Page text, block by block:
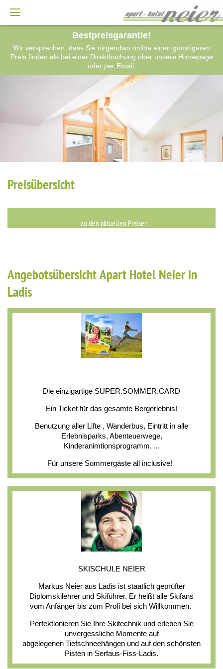
Preisübersicht
zu den aktuellen Preisen
Angebotsübersicht Apart Hotel Neier in
Ladis
Die einzigartige SUPER.SOMMER.CARD
Ein Ticket für das gesamte Bergerlebnis!
Benutzung aller Lifte , Wanderbus, Eintritt in alle
Erlebnisparks, Abenteuerwege,
Kinderanimtionsprogramm, ...
Für unsere Sommergäste all inclusive!
SKISCHULE NEIER
Markus Neier aus Ladis ist staatlich geprüfter
Diplomskilehrer und Skiführer. Er heißt alle Skifans
vom Anfänger bis zum Profi bei sich Willkommen.
Perfektionieren Sie Ihre Skitechnik und erleben Sie
unvergessliche Momente auf
abgelegenen Tiefschneehängen und auf den schönsten
Pisten in Serfaus-Fiss-Ladis.
Bestpreisgarantie!
Wir versprechen, dass Sie nirgendwo online einen günstigeren
Preis finden als bei einer Direktbuchung über unsere Homepage
oder per Email.